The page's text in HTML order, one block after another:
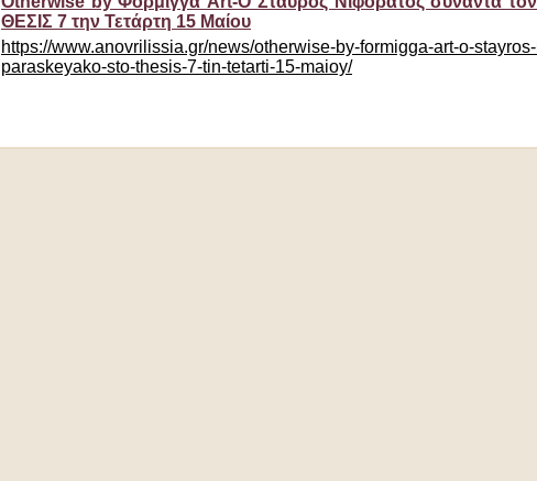
ΘΕΣΙΣ 7 την Τετάρτη 15 Μαίου
https://www.anovrilissia.gr/news/otherwise-by-formigga-art-o-
paraskeyako-sto-thesis-7-tin-tetarti-15-maioy/